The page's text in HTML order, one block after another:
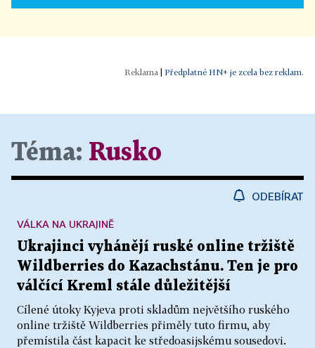
| Předplatné HN+ je zcela bez reklam.
Téma: Rusko
ODEBÍRAT
Ukrajinci vyhánějí ruské online tržiště
Wildberries do Kazachstánu. Ten je pro
válčící Kreml stále důležitější
Cílené útoky Kyjeva proti skladům největšího ruského
online tržiště Wildberries přiměly tuto firmu, aby
přemístila část kapacit ke středoasijskému sousedovi.
VÁLKA NA UKRAJINĚ